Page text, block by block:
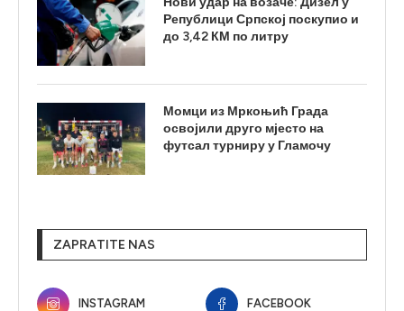
Републици Српској поскупио и
до 3,42 КМ по литру
Момци из Мркоњић Града
освојили друго мјесто на
футсал турниру у Гламочу
ZAPRATITE NAS
INSTAGRAM FACEBOOK